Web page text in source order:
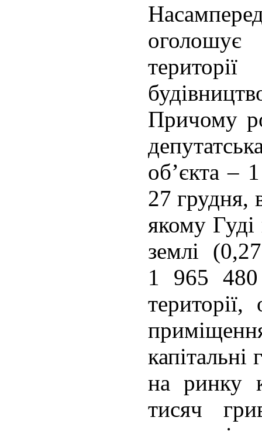
Причому
об’єкта –
27 грудня,
якому
землі
1 965 480
території,
на ринку
тисяч